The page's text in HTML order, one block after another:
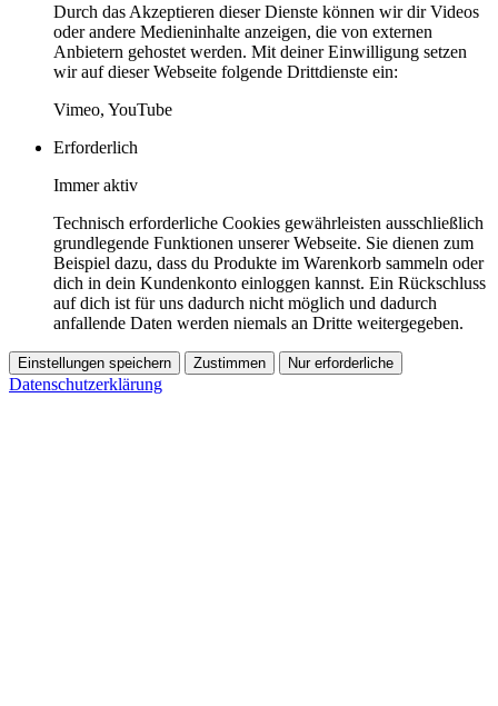
Durch das Akzeptieren dieser Dienste können wir dir Videos
oder andere Medieninhalte anzeigen, die von externen
Anbietern gehostet werden. Mit deiner Einwilligung setzen
wir auf dieser Webseite folgende Drittdienste ein:
Vimeo, YouTube
Erforderlich
Immer aktiv
Technisch erforderliche Cookies gewährleisten ausschließlich
grundlegende Funktionen unserer Webseite. Sie dienen zum
Beispiel dazu, dass du Produkte im Warenkorb sammeln oder
dich in dein Kundenkonto einloggen kannst. Ein Rückschluss
auf dich ist für uns dadurch nicht möglich und dadurch
anfallende Daten werden niemals an Dritte weitergegeben.
Einstellungen speichern Zustimmen Nur erforderliche
Datenschutzerklärung